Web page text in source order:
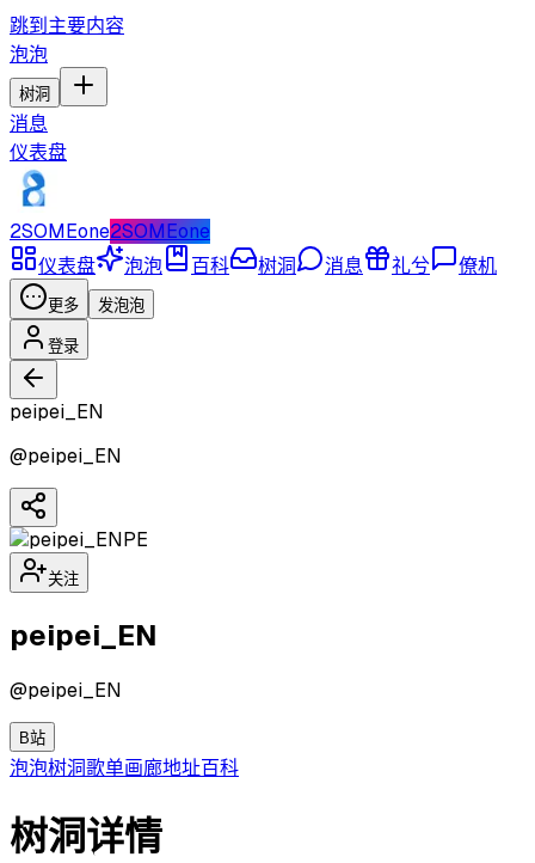
跳到主要内容
泡泡
树洞
消息
仪表盘
2SOMEone2SOMEone
仪表盘
泡泡 百科 树洞 消息 礼兮 僚机
更多 发泡泡
登录
peipei_EN
@peipei_EN
PE
关注
peipei_EN
@peipei_EN
B站
泡泡树洞歌单画廊地址百科
树洞详情